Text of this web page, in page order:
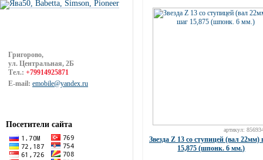
Ява50, Babetta, Simson, Pioneer
Григорово,
ул. Центральная, 2Б
Тел.: +79914925871
E-mail: emobile@yandex.ru
Посетители сайта
артикул:
Звезда Z 13 со ступицей (вал 22мм)
15,875 (шпонк. 6 мм.)